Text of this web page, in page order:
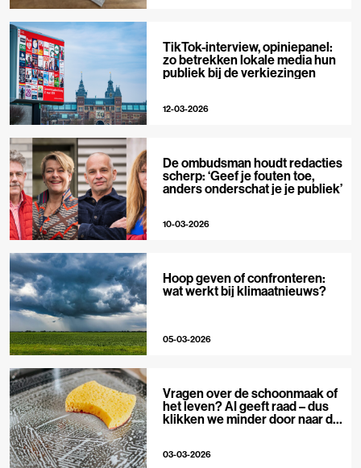
TikTok-interview, opiniepanel:
zo betrekken lokale media hun
publiek bij de verkiezingen
12-03-2026
De ombudsman houdt redacties
scherp: ‘Geef je fouten toe,
anders onderschat je je publiek’
10-03-2026
Hoop geven of confronteren:
wat werkt bij klimaatnieuws?
05-03-2026
Vragen over de schoonmaak of
het leven? AI geeft raad – dus
klikken we minder door naar de
03-03-2026